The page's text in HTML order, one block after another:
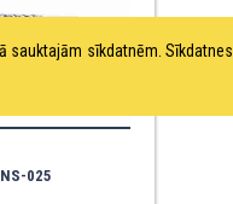
025
sauktajām sīkdatnēm. Sīkdatnes